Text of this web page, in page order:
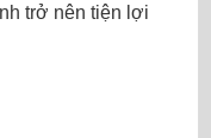
trở nên tiện lợi